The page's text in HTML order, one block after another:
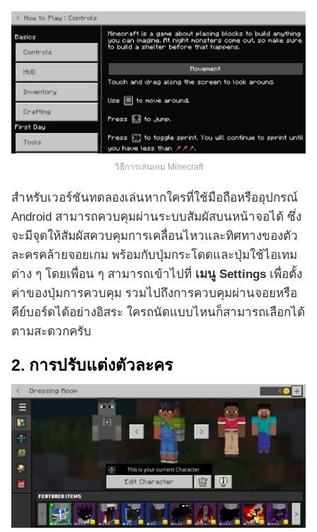
วิธีการเล่นเกม Minecraft
สำหรับเวอร์ชันทดลองเล่นหากใครที่ใช้มือถือหรืออุปกรณ์
Android สามารถควบคุมผ่านระบบสัมผัสบนหน้าจอได้ ซึ่ง
จะมีจุดให้สัมผัสควบคุมการเคลื่อนไหวและทิศทางของตัว
ละครคล้ายจอยเกม พร้อมกับปุ่มกระโดดและปุ่มใช้ไอเทม
ต่าง ๆ โดยเพื่อน ๆ สามารถเข้าไปที่ เมนู Settings เพื่อตั้ง
ค่าของปุ่มการควบคุม รวมไปถึงการควบคุมผ่านจอยหรือ
คีย์บอร์ดได้อย่างอิสระ ใครถนัดแบบไหนก็สามารถเลือกได้
ตามสะดวกครับ
2. การปรับแต่งตัวละคร